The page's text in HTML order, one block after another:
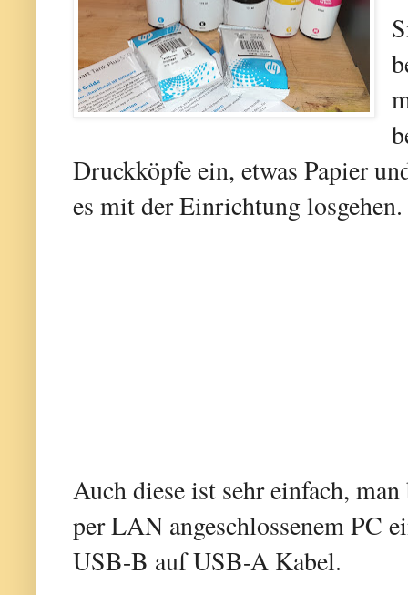
Druckköpfe ein, etwas Papier
es mit der Einrichtung losgehen.
Auch diese ist sehr einfach,
per LAN angeschlossenem PC
USB-B auf USB-A Kabel.